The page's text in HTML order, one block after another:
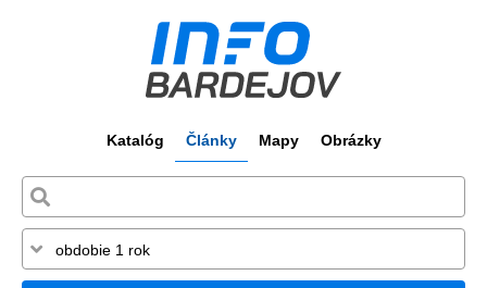
Katalóg Články Mapy Obrázky